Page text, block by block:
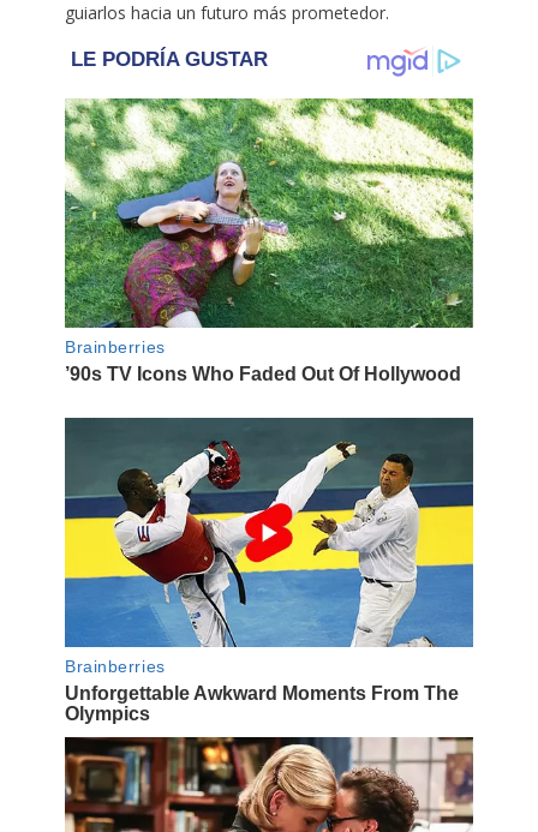
guiarlos hacia un futuro más prometedor.